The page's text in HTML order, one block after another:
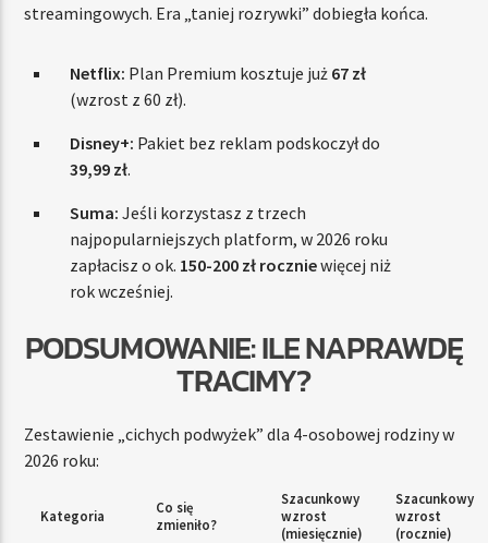
streamingowych. Era „taniej rozrywki” dobiegła końca.
Netflix: Plan Premium kosztuje już 67 zł
(wzrost z 60 zł).
Disney+: Pakiet bez reklam podskoczył do
39,99 zł.
Suma: Jeśli korzystasz z trzech
najpopularniejszych platform, w 2026 roku
zapłacisz o ok. 150-200 zł roczniewięcej niż
rok wcześniej.
PODSUMOWANIE: ILE NAPRAWDĘ
TRACIMY?
Zestawienie „cichych podwyżek” dla 4-osobowej rodziny w
2026 roku:
Kategoria
Co się
zmieniło?
Szacunkowy
wzrost
(miesięcznie)
Szacunkowy
wzrost
(rocznie)